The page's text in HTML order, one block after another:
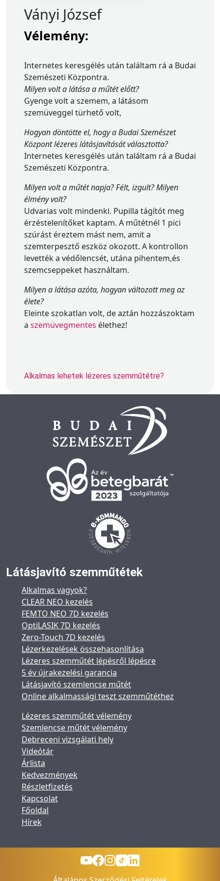
Ványi József
Vélemény:
Internetes keresgélés után találtam rá a Budai
Szemészeti Központra.
Milyen volt a látása a műtét előtt?
Gyenge volt a szemem, a látásom
szemüveggel türhető volt,
Hogyan döntötte el, hogy a Budai Szemészet
Központ lézeres látásjavítását választotta?
Internetes keresgélés után találtam rá a Budai
Szemészeti Központra.
Milyen volt a műtét napja? Félt, izgult? Milyen
élmény volt?
Udvarias volt mindenki. Pupilla tágítót meg
érzéstelenítőket kaptam. A műtétnél 1 pici
szúrást éreztem mást nem, amit a
szemterpesztő eszköz okozott. A kontrollon
levették a védőlencsét, utána pihentem,és
szemcseppeket használtam.
Milyen a látása azóta, hogyan változott meg az
élete?
Eleinte szokatlan volt, de aztán hozzászoktam
a szemüvegmentes élethez!
Alkalmas lehetek lézeres szemműtétre?
Látásjavító szemműtétek
Alkalmas vagyok?
CLEAR NEO kezelés
FEMTO NEO 7D kezelés
OptiLASIK 7D kezelés
Zero-Touch 7D kezelés
Lézerkezelések összehasonlítása
Lézeres szemműtét lépésről lépésre
5 év újrakezelési garancia
Látásjavító szemlencse műtét
Online alkalmassági teszt szemműtéthez
Lézeres szemműtét vélemény
Szemlencse műtét vélemény
Debreceni vizsgálati hely
Videótár
Árlista
Kedvezmények
Részletfizetés
Kapcsolat
Főoldal
Hírek